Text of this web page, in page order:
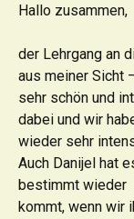
Hallo zusammen,
der Lehrgang an
aus meiner Sicht
sehr schön und
dabei und wir
wieder sehr
Auch Danijel hat
bestimmt wieder
kommt, wenn wir